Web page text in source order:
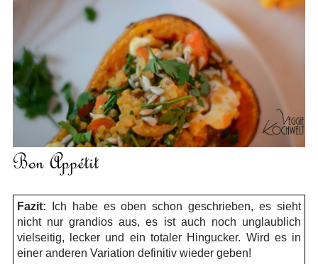
Fazit: Ich habe es oben schon geschrieben, es sieht
nicht nur grandios aus, es ist auch noch unglaublich
vielseitig, lecker und ein totaler Hingucker. Wird es in
einer anderen Variation definitiv wieder geben!